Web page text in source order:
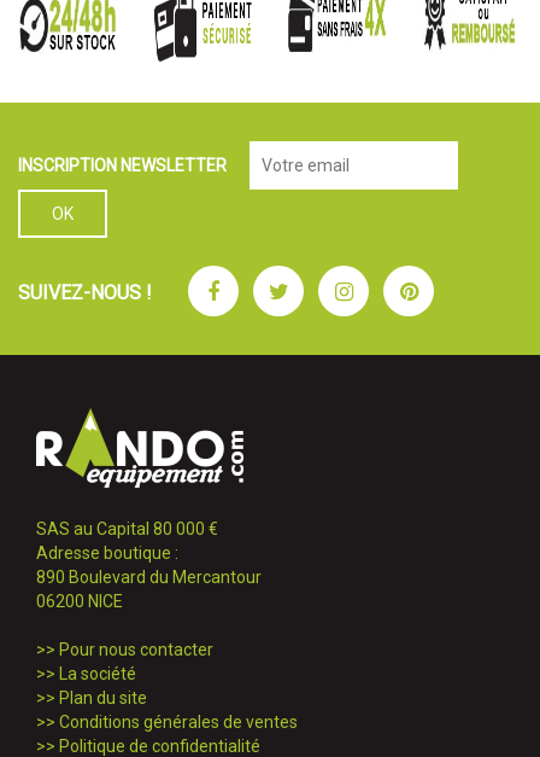
INSCRIPTION NEWSLETTER
SUIVEZ-NOUS ! FacebookTwitterInstagramPinterest
SAS au Capital 80 000 €
Adresse boutique :
890 Boulevard du Mercantour
06200 NICE
>> Pour nous contacter
>>
La société
>> Plan du site
>> Conditions générales de ventes
>> Politique de confidentialité